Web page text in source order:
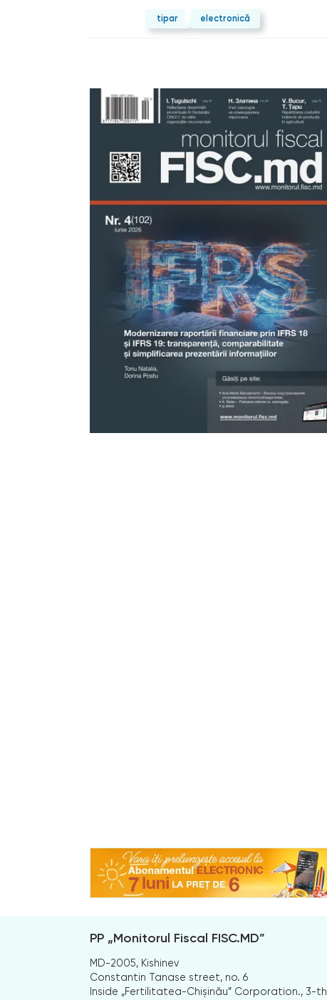
tipar electronică
PP „Monitorul Fiscal FISC.MD”
MD-2005, Kishinev
Constantin Tanase street, no. 6
Inside „Fertilitatea-Chișinău” Corporation., 3-th